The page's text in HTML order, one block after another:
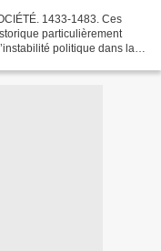
1433-1483. Ces
particulièrement
politique dans la